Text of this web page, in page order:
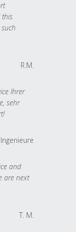
this
R.M.
Ihrer
sehr
and
are next
T. M.